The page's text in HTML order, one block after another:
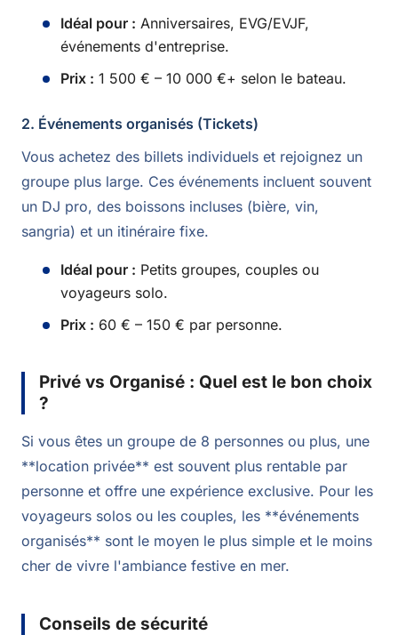
Idéal pour : Anniversaires, EVG/EVJF,
événements d'entreprise.
Prix : 1 500 € – 10 000 €+ selon le bateau.
2. Événements organisés (Tickets)
Vous achetez des billets individuels et rejoignez un
groupe plus large. Ces événements incluent souvent
un DJ pro, des boissons incluses (bière, vin,
sangria) et un itinéraire fixe.
Idéal pour : Petits groupes, couples ou
voyageurs solo.
Prix : 60 € – 150 € par personne.
Privé vs Organisé : Quel est le bon choix
?
Si vous êtes un groupe de 8 personnes ou plus, une
**location privée** est souvent plus rentable par
personne et offre une expérience exclusive. Pour les
voyageurs solos ou les couples, les **événements
organisés** sont le moyen le plus simple et le moins
cher de vivre l'ambiance festive en mer.
Conseils de sécurité